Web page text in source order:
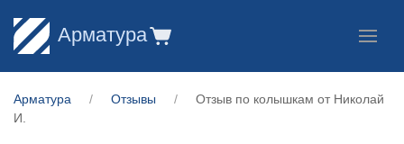
Арматура
Арматура Отзывы
Отзыв по колышкам от Николай
И.